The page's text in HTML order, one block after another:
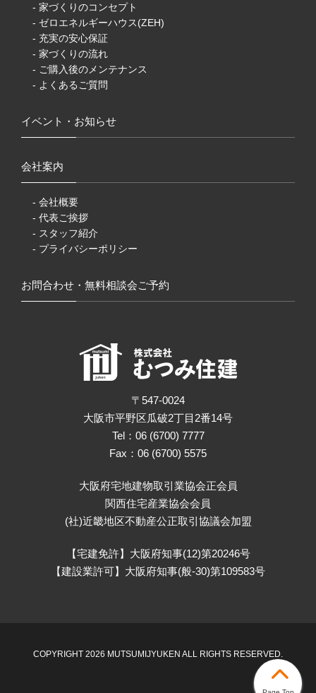
- 家づくりのコンセプト
- ゼロエネルギーハウス(ZEH)
- 充実の安心保証
- 家づくりの流れ
- ご購入後のメンテナンス
- よくあるご質問
イベント・お知らせ
会社案内
- 会社概要
- 代表ご挨拶
- スタッフ紹介
- プライバシーポリシー
お問合わせ・無料相談会ご予約
〒547-0024
大阪市平野区瓜破2丁目2番14号
Tel：06 (6700) 7777
Fax：06 (6700) 5575
大阪府宅地建物取引業協会正会員
関西住宅産業協会会員
(社)近畿地区不動産公正取引協議会加盟
【宅建免許】大阪府知事(12)第20246号
【建設業許可】大阪府知事(般-30)第109583号
COPYRIGHT 2026 MUTSUMIJYUKEN ALL RIGHTS RESERVED.